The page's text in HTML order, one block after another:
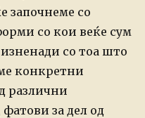
започнеме со
со кои веќе сум
со тоа што
конкретни
различни
за дел од